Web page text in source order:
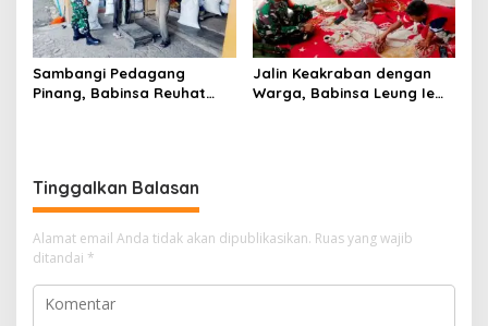
Sambangi Pedagang
Pinang, Babinsa Reuhat
Jalin Keakraban dengan
Warga, Babinsa Leung Ie
Tinggalkan Balasan
Alamat email Anda tidak akan dipublikasikan. Ruas yang wajib
ditandai *